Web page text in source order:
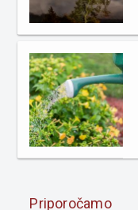
Priporočamo